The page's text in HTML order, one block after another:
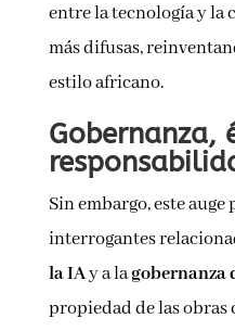
entre la tecnología y la
más difusas,
estilo africano.
Gobernanza,
Sin embargo, este
interrogantes
la IAy a lagobernanza
propiedad de las obras